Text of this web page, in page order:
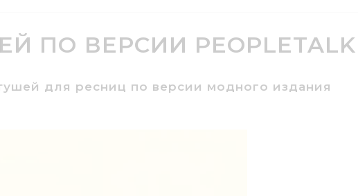
ВЕРСИИ PEOPLETALK
для ресниц по версии модного издания